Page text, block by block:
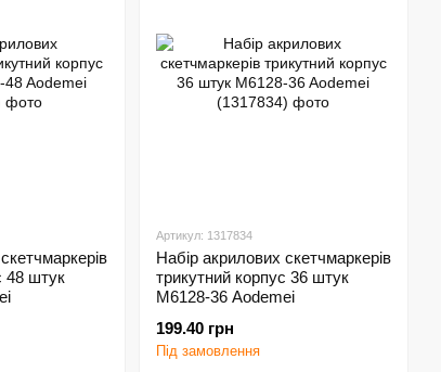
48 штук
Артикул: 1317834
Набір акрилових скетчмаркерів
трикутний корпус 36 штук
M6128-36 Aodemei
199.40 грн
Під замовлення